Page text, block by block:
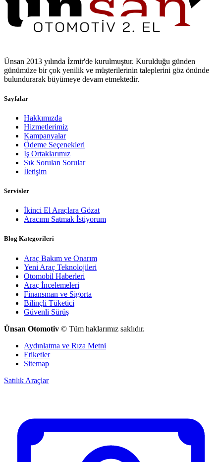
Ünsan 2013 yılında İzmir'de kurulmuştur. Kurulduğu günden
günümüze bir çok yenilik ve müşterilerinin taleplerini göz önünde
bulundurarak büyümeye devam etmektedir.
Sayfalar
Hakkımızda
Hizmetlerimiz
Kampanyalar
Ödeme Seçenekleri
İş Ortaklarımız
Sık Sorulan Sorular
İletişim
Servisler
İkinci El Araçlara Gözat
Aracımı Satmak İstiyorum
Blog Kategorileri
Araç Bakım ve Onarım
Yeni Araç Teknolojileri
Otomobil Haberleri
Araç İncelemeleri
Finansman ve Sigorta
Bilinçli Tüketici
Güvenli Sürüş
Ünsan Otomotiv © Tüm haklarımız saklıdır.
Aydınlatma ve Rıza Metni
Etiketler
Sitemap
Satılık Araçlar